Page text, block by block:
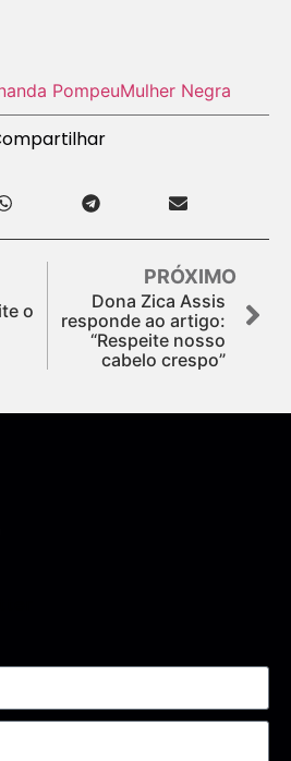
PompeuMulher Negra
o
PRÓXIMO
Dona Zica Assis
responde ao artigo:
“Respeite nosso
cabelo crespo”